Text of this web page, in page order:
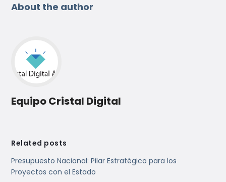
About the author
Equipo Cristal Digital
Related posts
Presupuesto Nacional: Pilar Estratégico para los
Proyectos con el Estado